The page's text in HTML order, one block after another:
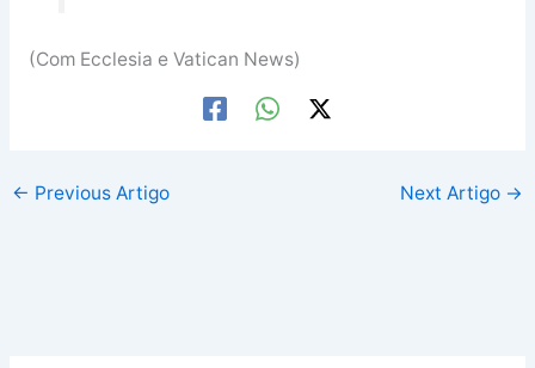
(Com Ecclesia e Vatican News)
← Previous Artigo Next Artigo →